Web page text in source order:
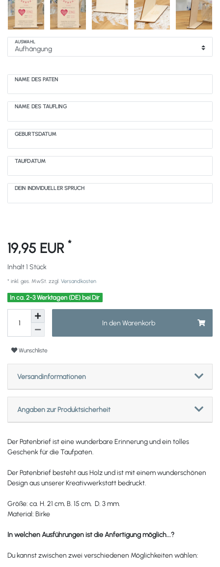
AUSWAHL
NAME DES PATEN
NAME DES TÄUFLING
GEBURTSDATUM
TAUFDATUM
DEIN INDIVIDUELLER SPRUCH
19,95 EUR *
Inhalt1 Stück
* inkl. ges. MwSt. zzgl. Versandkosten
In ca. 2-3 Werktagen (DE) bei Dir
In den Warenkorb
Wunschliste
Versandinformationen
Angaben zur Produktsicherheit
Der Patenbrief ist eine wunderbare Erinnerung und ein tolles
Geschenk für die Taufpaten.
Der Patenbrief besteht aus Holz und ist mit einem wunderschönen
Design aus unserer Kreativwerkstatt bedruckt.
Größe: ca. H. 21 cm, B. 15 cm, D. 3 mm.
Material: Birke
In welchen Ausführungen ist die Anfertigung möglich...?
Du kannst zwischen zwei verschiedenen Möglichkeiten wählen: